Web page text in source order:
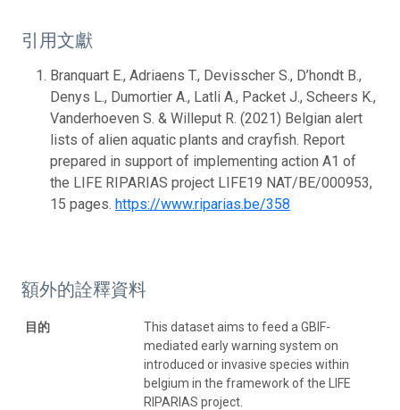
引用文獻
Branquart E., Adriaens T., Devisscher S., D’hondt B.,
Denys L., Dumortier A., Latli A., Packet J., Scheers K.,
Vanderhoeven S. & Willeput R. (2021) Belgian alert
lists of alien aquatic plants and crayfish. Report
prepared in support of implementing action A1 of
the LIFE RIPARIAS project LIFE19 NAT/BE/000953,
15 pages. https://www.riparias.be/358
額外的詮釋資料
目的
This dataset aims to feed a GBIF-
mediated early warning system on
introduced or invasive species within
belgium in the framework of the LIFE
RIPARIAS project.